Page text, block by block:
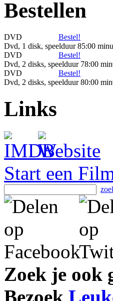
Bestellen
DVD
Bestel!
Dvd, 1 disk, speelduur 85:00
DVD
Bestel!
Dvd, 2 disks, speelduur 78:00
DVD
Bestel!
Dvd, 2 disks, speelduur 80:00
Links
Start een
Zoek je ook